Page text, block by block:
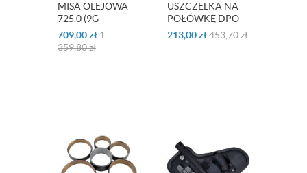
MISA OLEJOWA
725.0 (9G-
TRONIC)
ZAMIENNIK
709,00zł1
359,80zł
USZCZELKA NA
POŁÓWKĘ DPO
AL4
CITROEN/RENAULT
213,00zł453,70zł